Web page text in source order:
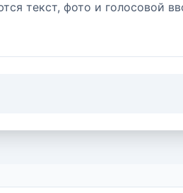
текст, фото и голосовой